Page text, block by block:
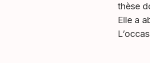
thèse
Elle a